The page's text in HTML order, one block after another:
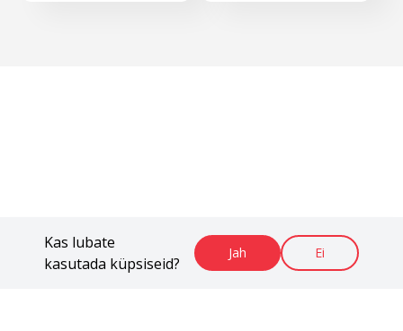
Kas lubate
kasutada küpsiseid?
Jah Ei